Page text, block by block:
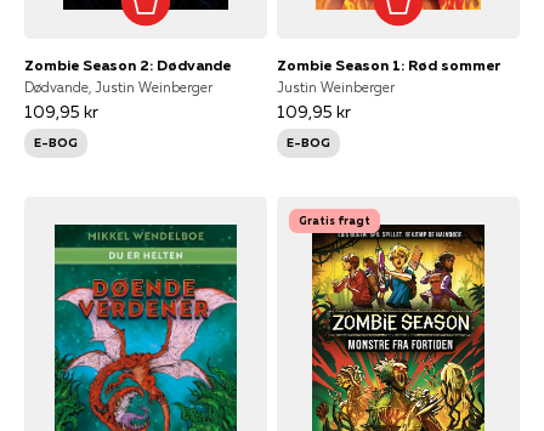
Zombie Season 2: Dødvande
Dødvande, Justin Weinberger
109,95 kr
E-BOG
Zombie Season 1: Rød sommer
Justin Weinberger
109,95 kr
E-BOG
Gratis fragt